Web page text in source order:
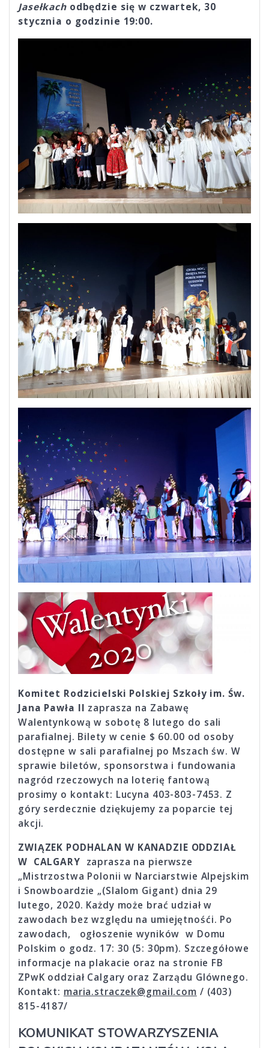
Jasełkachodbędzie się w czwartek, 30
stycznia o godzinie 19:00.
Komitet Rodzicielski Polskiej Szkoły im. Św.
Jana Pawła II zaprasza na Zabawę
Walentynkową w sobotę 8 lutego do sali
parafialnej. Bilety w cenie $ 60.00 od osoby
dostępne w sali parafialnej po Mszach św. W
sprawie biletów, sponsorstwa i fundowania
nagród rzeczowych na loterię fantową
prosimy o kontakt: Lucyna 403-803-7453. Z
góry serdecznie dziękujemy za poparcie tej
akcji.
ZWIĄZEK PODHALAN W KANADZIE ODDZIAŁ
W CALGARY zaprasza na pierwsze
„Mistrzostwa Polonii w Narciarstwie Alpejskim
i Snowboardzie „(Slalom Gigant) dnia 29
lutego, 2020. Każdy może brać udział w
zawodach bez względu na umiejętnośći. Po
zawodach, ogłoszenie wyników w Domu
Polskim o godz. 17: 30 (5: 30pm). Szczegółowe
informacje na plakacie oraz na stronie FB
ZPwK oddział Calgary oraz Zarządu Glównego.
Kontakt: maria.straczek@gmail.com / (403)
815-4187/
KOMUNIKAT STOWARZYSZENIA